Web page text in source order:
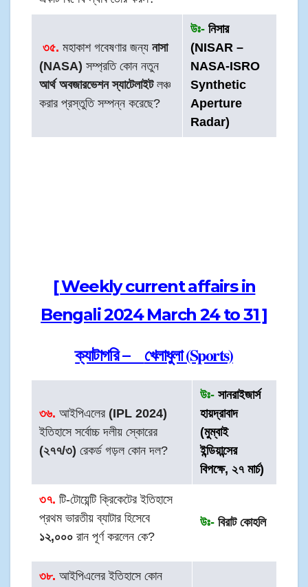
৩৫. মহাকাশ গবেষণার জন্য নাসা
(NASA) সম্প্রতি কোন নতুন
আর্থ অবজারভেশন স্যাটেলাইটলঞ্চ
করার প্রস্তুতি সম্পন্ন করেছে?
উঃ- নিসার
(NISAR –
NASA-ISRO
Synthetic
Aperture
Radar)
[ Weekly current affairs in
Bengali 2024 March 24 to 31 ]
ক্যাটাগরি – খেলাধুলা (Sports)
৩৬. আইপিএলের (IPL 2024)
ইতিহাসে সর্বোচ্চ দলীয় স্কোরের
(২৭৭/৩) রেকর্ড গড়ল কোন দল?
উঃ- সানরাইজার্স
হায়দ্রাবাদ
(মুম্বাই
ইন্ডিয়ান্সের
বিপক্ষে, ২৭ মার্চ)
৩৭. টি-টোয়েন্টি ক্রিকেটের ইতিহাসে
প্রথম ভারতীয় ব্যাটার হিসেবে
১২,০০০ রান পূর্ণ করলেন কে?
উঃ- বিরাট কোহলি
৩৮. আইপিএলের ইতিহাসে কোন